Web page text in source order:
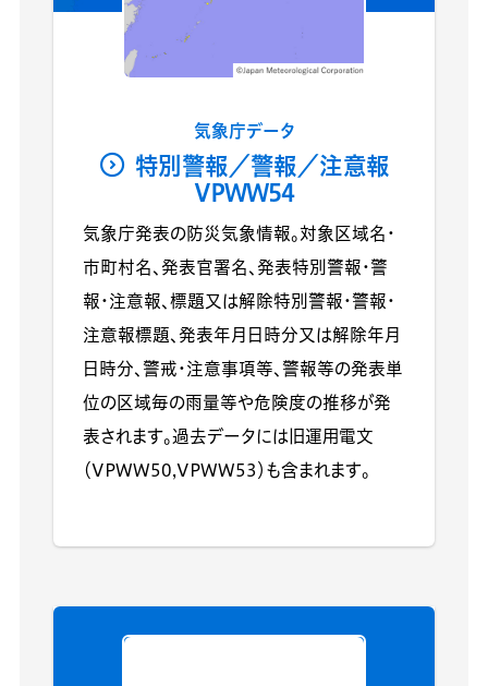
気象庁データ
特別警報／警報／注意報
VPWW54
気象庁発表の防災気象情報。対象区域名・
市町村名、発表官署名、発表特別警報・警
報・注意報、標題又は解除特別警報・警報・
注意報標題、発表年月日時分又は解除年月
日時分、警戒・注意事項等、警報等の発表単
位の区域毎の雨量等や危険度の推移が発
表されます。過去データには旧運用電文
（VPWW50,VPWW53）も含まれます。